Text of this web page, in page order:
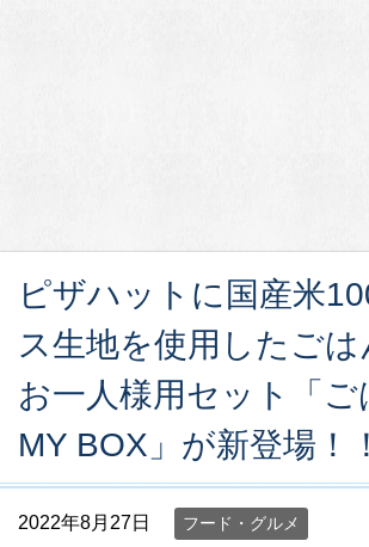
ピザハットに国産米
ス生地を使用したご
お一人様用セット「
MY BOX」が新登場！！
2022年8月27日 フード・グルメ